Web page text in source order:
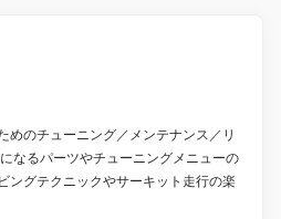
めのチューニング／メンテナンス／リ
なるパーツやチューニングメニューの
ングテクニックやサーキット走行の楽